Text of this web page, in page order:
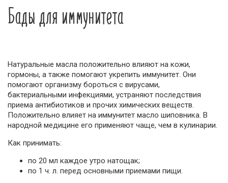
Бады для иммунитета
Натуральные масла положительно влияют на кожи,
гормоны, а также помогают укрепить иммунитет. Они
помогают организму бороться с вирусами,
бактериальными инфекциями, устраняют последствия
приема антибиотиков и прочих химических веществ.
Положительно влияет на иммунитет масло шиповника. В
народной медицине его применяют чаще, чем в кулинарии.
Как принимать:
по 20 мл каждое утро натощак;
по 1 ч. л. перед основными приемами пищи.